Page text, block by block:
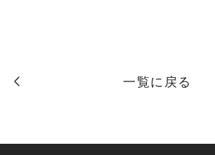
一覧に戻る